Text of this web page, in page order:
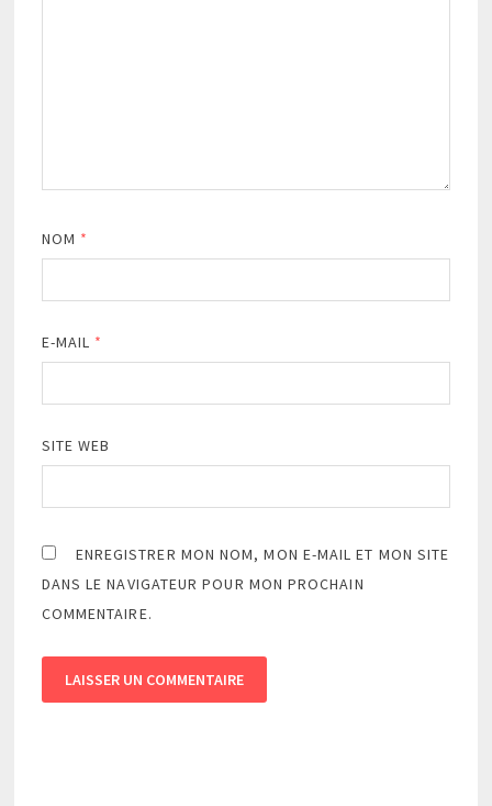
NOM *
E-MAIL *
SITE WEB
ENREGISTRER MON NOM, MON E-MAIL ET MON SITE
DANS LE NAVIGATEUR POUR MON PROCHAIN
COMMENTAIRE.